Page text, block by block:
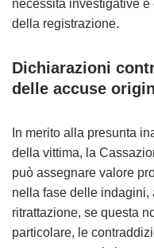
necessità investigative
della registrazione.
Dichiarazioni
delle accuse
In merito alla presunta
della vittima, la
può assegnare valore
nella fase delle indagini,
ritrattazione, se questa
particolare, le